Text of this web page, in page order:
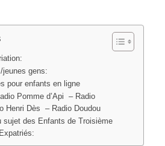
jeunes gens:
pour enfants en ligne
Pomme d’Api – Radio
Henri Dès – Radio Doudou
sujet des Enfants de Troisième